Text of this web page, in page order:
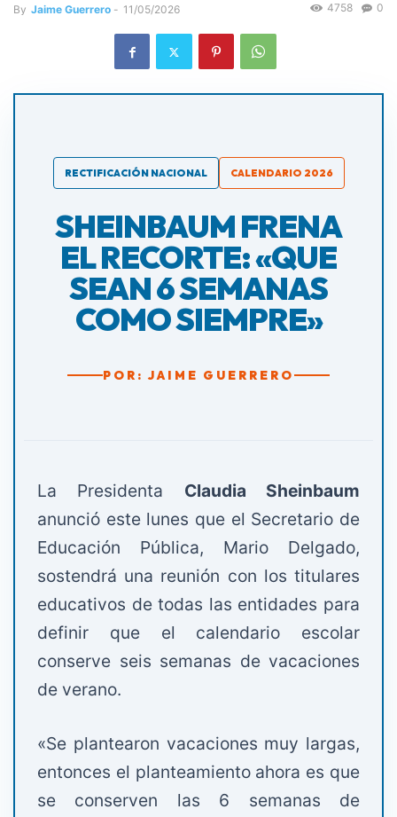
By Jaime Guerrero - 11/05/2026 0
4758
RECTIFICACIÓN NACIONAL CALENDARIO 2026
SHEINBAUM FRENA
EL RECORTE: «QUE
SEAN 6 SEMANAS
COMO SIEMPRE»
POR: JAIME GUERRERO
La Presidenta Claudia Sheinbaum
anunció este lunes que el Secretario de
Educación Pública, Mario Delgado,
sostendrá una reunión con los titulares
educativos de todas las entidades para
definir que el calendario escolar
conserve seis semanas de vacaciones
de verano.
«Se plantearon vacaciones muy largas,
entonces el planteamiento ahora es que
se conserven las 6 semanas de